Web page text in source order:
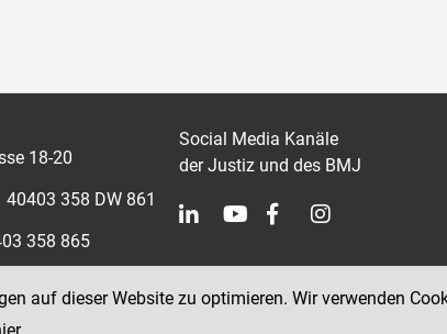
18-20
358 DW 861
358 865
Social Media Kanäle
der Justiz und des BMJ
auf dieser Website zu optimieren. Wir verwenden